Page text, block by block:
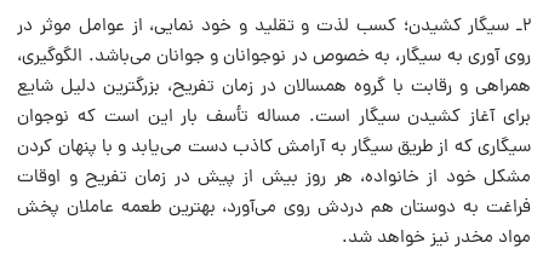
۲ـ سیگار کشیدن؛ کسب لذت و تقلید و خود نمایى، از عوامل موثر در
روى آورى به سیگار، به خصوص در نوجوانان و جوانان مى‌باشد. الگوگیرى،
همراهى و رقابت با گروه همسالان در زمان تفریح، بزرگترین دلیل شایع
براى آغاز کشیدن سیگار است. مساله تأسف بار این است که نوجوان
سیگارى که از طریق سیگار به آرامش کاذب دست مى‌یابد و با پنهان کردن
مشکل خود از خانواده، هر روز بیش از پیش در زمان تفریح و اوقات
فراغت به دوستان هم دردش روى مى‌آورد، بهترین طعمه عاملان پخش
مواد مخدر نیز خواهد شد.